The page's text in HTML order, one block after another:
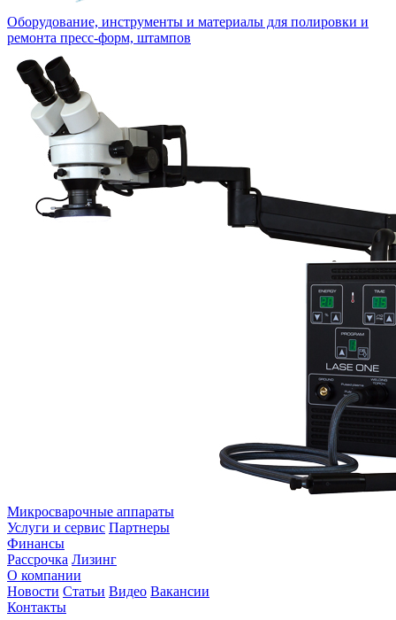
Оборудование, инструменты и материалы для полировки и
ремонта пресс-форм, штампов
Микросварочные аппараты
Услуги и сервис Партнеры
Финансы
Рассрочка Лизинг
О компании
Новости Статьи Видео Вакансии
Контакты